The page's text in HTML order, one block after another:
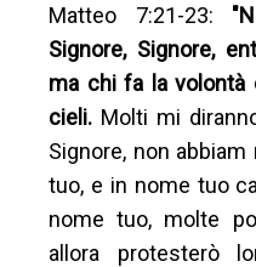
Matteo 7:21-23:
Signore, Signore,
ma chi fa la volontà
cieli. Molti mi
Signore, non
tuo, e in nome tuo
nome tuo, molte
allora protesterò